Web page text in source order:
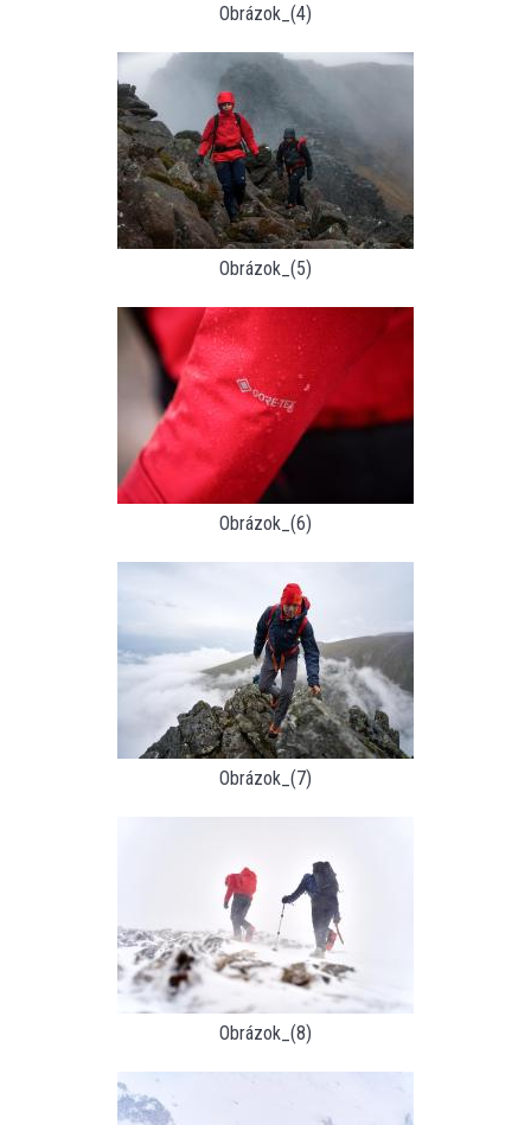
Obrázok_(4)
Obrázok_(5)
Obrázok_(6)
Obrázok_(7)
Obrázok_(8)